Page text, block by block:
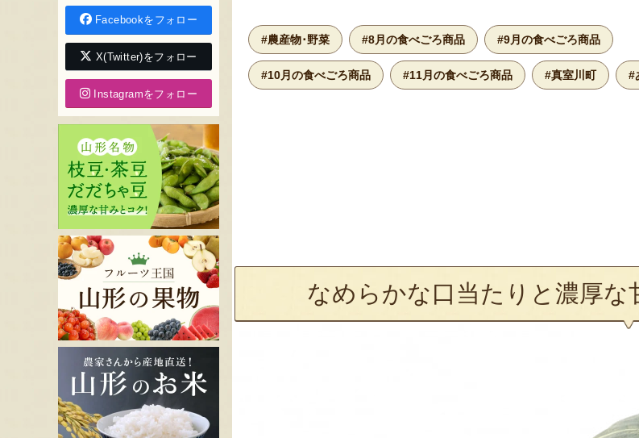
#農産物･野菜 #8月の食べごろ商品 #9月の食べごろ商品
#10月の食べごろ商品 #11月の食べごろ商品 #真室川町 #
なめらかな口当たりと濃厚
Facebookをフォロー
X(Twitter)をフォロー
Instagramをフォロー